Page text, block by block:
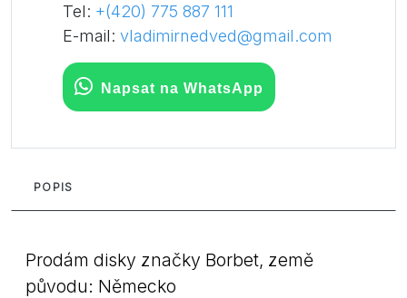
Tel: +(420) 775 887 111
E-mail: vladimirnedved@gmail.com
Napsat na WhatsApp
POPIS
Prodám disky značky Borbet, země
původu: Německo